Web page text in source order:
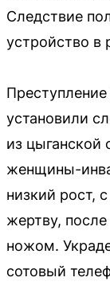
Следствие
устройство в
установили
из цыганской
женщины-
низкий рост,
жертву,
ножом.
сотовый